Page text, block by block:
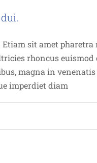
sit amet pharetra
rhoncus euismod
magna in
imperdiet diam